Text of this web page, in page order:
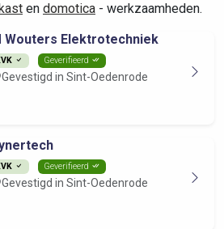
en domotica - werkzaamheden.
Wouters Elektrotechniek
Geverifieerd
Gevestigd in Sint-Oedenrode
Geverifieerd
Gevestigd in Sint-Oedenrode